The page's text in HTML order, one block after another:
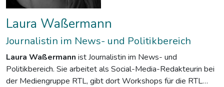
Laura Waßermann
Journalistin im News- und Politikbereich
Laura Waßermann ist Journalistin im News- und
Politikbereich. Sie arbeitet als Social-Media-Redakteurin bei
der Mediengruppe RTL, gibt dort Workshops für die RTL